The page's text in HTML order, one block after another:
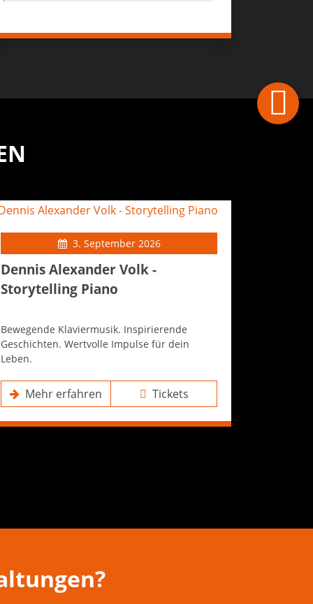
3. September 2026
Dennis Alexander Volk -
Storytelling Piano
Bewegende Klaviermusik. Inspirierende
Geschichten. Wertvolle Impulse für dein
Leben.
Mehr erfahren Tickets